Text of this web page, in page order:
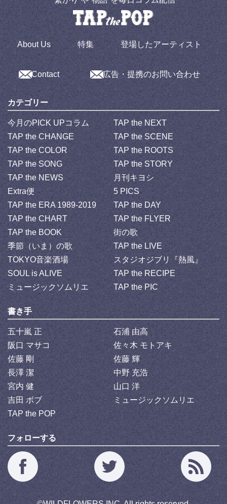
About Us 特集 登場したアーティスト
Contact 広告・提携のお問い合わせ
カテゴリー
今月のPICK UPコラム
TAP the NEXT
TAP the CHANGE
TAP the SCENE
TAP the COLOR
TAP the ROOTS
TAP the SONG
TAP the STORY
TAP the NEWS
月刊キヨシ
Extra便
5 PICS
TAP the ERA 1989-2019
TAP the DAY
TAP the CHART
TAP the FLYER
TAP the BOOK
街の歌
季節（いま）の歌
TAP the LIVE
TOKYO音楽酒場
スタジオジブリ『熱風』
SOUL is ALIVE
TAP the RECIPE
ミュージックソムリエ
TAP the PIC
書き手
五十嵐 正
石浦 由高
阪口 マサコ
佐々木 モトアキ
佐藤 剛
佐藤 輝
長澤 潔
中野 充浩
宮内 健
山口 洋
吉田 ボブ
ミュージックソムリエ
TAP the POP
フォローする